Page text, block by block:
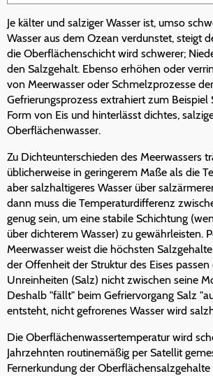
Je kälter und salziger Wasser ist, umso
Wasser aus dem Ozean verdunstet, steigt
die Oberflächenschicht wird schwerer;
den Salzgehalt. Ebenso erhöhen oder
von Meerwasser oder Schmelzprozesse
Gefrierungsprozess extrahiert zum Beispiel
Form von Eis und hinterlässt dichtes,
Oberflächenwasser.
Zu Dichteunterschieden des Meerwassers
üblicherweise in geringerem Maße als die
aber salzhaltigeres Wasser über
dann muss die Temperaturdifferenz
genug sein, um eine stabile Schichtung
über dichterem Wasser) zu gewährleisten.
Meerwasser weist die höchsten
der Offenheit der Struktur des Eises
Unreinheiten (Salz) nicht zwischen seine
Deshalb "fällt" beim Gefriervorgang Salz
entsteht, nicht gefrorenes Wasser wird
Die Oberflächenwassertemperatur wird
Jahrzehnten routinemäßig per Satellit
Fernerkundung der